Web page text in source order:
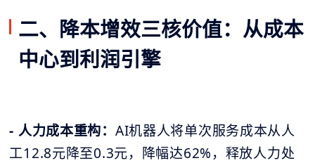
二、降本增效三核价值：从成本
中心到利润引擎
- 人力成本重构： AI机器人将单次服务成本从人
工12.8元降至0.3元，降幅达62%，释放人力处